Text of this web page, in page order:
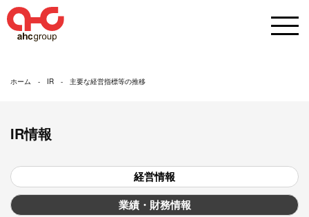
ホーム IR 主要な経営指標等の推移
IR情報
経営情報
業績・財務情報